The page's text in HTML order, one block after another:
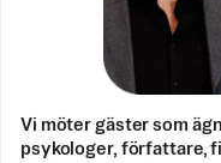
Vi möter gäster som
psykologer, författare,